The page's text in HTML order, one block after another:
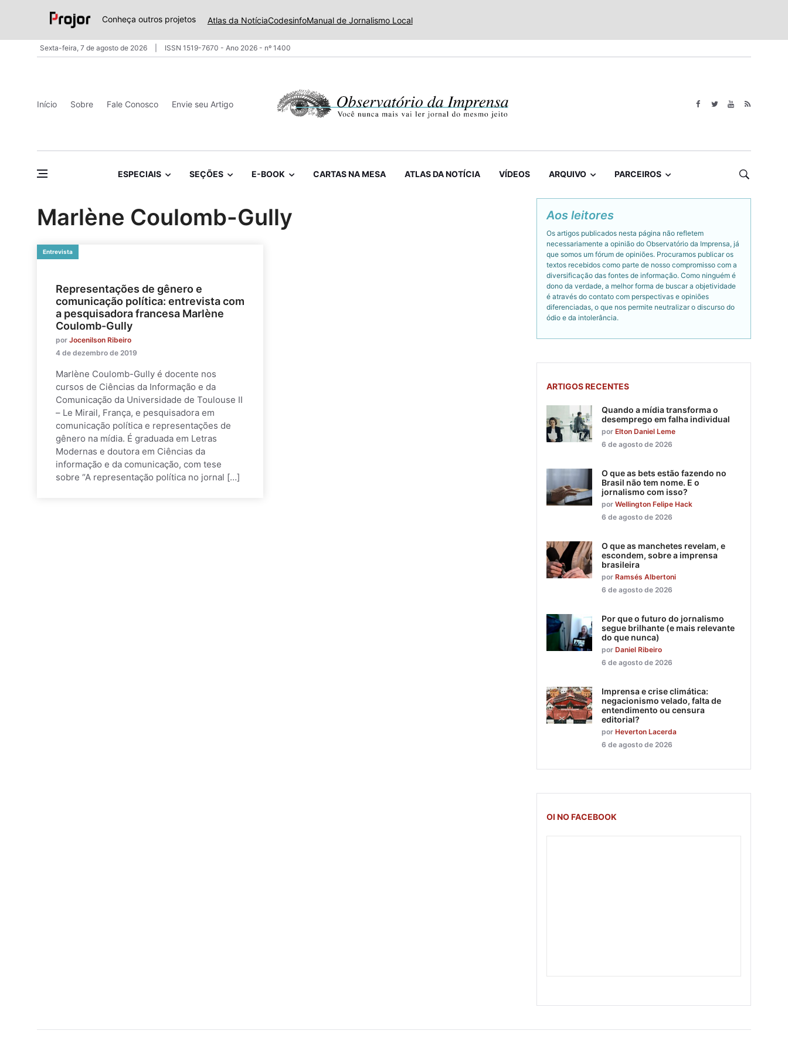
Conheça outros projetos Atlas da NotíciaCodesinfoManual de Jornalismo Local
Sexta-feira, 7 de agosto de 2026 ISSN 1519-7670 - Ano 2026 - nº 1400
Início Sobre Fale Conosco Envie seu Artigo
ESPECIAIS SEÇÕES E-BOOK CARTAS NA MESA ATLAS DA NOTÍCIA VÍDEOS ARQUIVO PARCEIROS
Marlène Coulomb-Gully
Entrevista
Representações de gênero e
comunicação política: entrevista com
a pesquisadora francesa Marlène
Coulomb-Gully
por Jocenilson Ribeiro
4 de dezembro de 2019
Marlène Coulomb-Gully é docente nos
cursos de Ciências da Informação e da
Comunicação da Universidade de Toulouse II
– Le Mirail, França, e pesquisadora em
comunicação política e representações de
gênero na mídia. É graduada em Letras
Modernas e doutora em Ciências da
informação e da comunicação, com tese
sobre “A representação política no jornal […]
Aos leitores
Os artigos publicados nesta página não refletem
necessariamente a opinião do Observatório da Imprensa, já
que somos um fórum de opiniões. Procuramos publicar os
textos recebidos como parte de nosso compromisso com a
diversificação das fontes de informação. Como ninguém é
dono da verdade, a melhor forma de buscar a objetividade
é através do contato com perspectivas e opiniões
diferenciadas, o que nos permite neutralizar o discurso do
ódio e da intolerância.
ARTIGOS RECENTES
Quando a mídia transforma o
desemprego em falha individual
por Elton Daniel Leme
6 de agosto de 2026
O que as bets estão fazendo no
Brasil não tem nome. E o
jornalismo com isso?
por Wellington Felipe Hack
6 de agosto de 2026
O que as manchetes revelam, e
escondem, sobre a imprensa
brasileira
por Ramsés Albertoni
6 de agosto de 2026
Por que o futuro do jornalismo
segue brilhante (e mais relevante
do que nunca)
por Daniel Ribeiro
6 de agosto de 2026
Imprensa e crise climática:
negacionismo velado, falta de
entendimento ou censura
editorial?
por Heverton Lacerda
6 de agosto de 2026
OI NO FACEBOOK